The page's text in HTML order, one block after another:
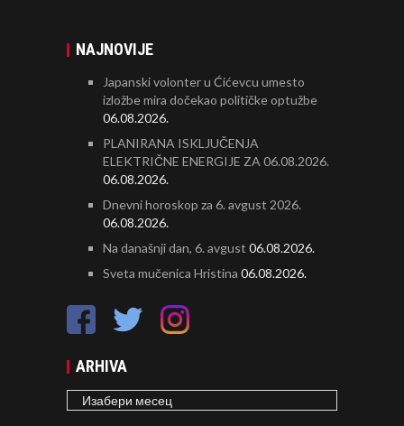
NAJNOVIJE
Japanski volonter u Ćićevcu umesto
izložbe mira dočekao političke optužbe
06.08.2026.
PLANIRANA ISKLJUČENJA
ELEKTRIČNE ENERGIJE ZA 06.08.2026.
06.08.2026.
Dnevni horoskop za 6. avgust 2026.
06.08.2026.
Na današnji dan, 6. avgust 06.08.2026.
Sveta mučenica Hristina 06.08.2026.
ARHIVA
ARHIVA